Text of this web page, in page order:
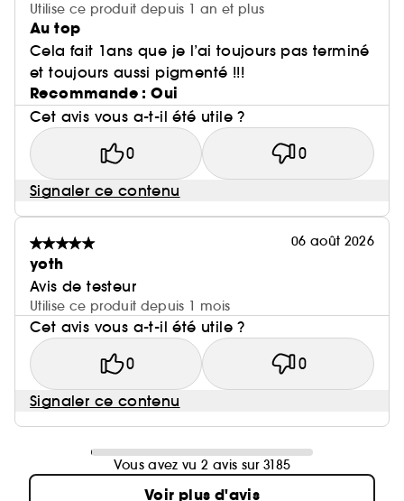
Utilise ce produit depuis 1 an et plus
Au top
Cela fait 1ans que je l’ai toujours pas terminé
et toujours aussi pigmenté !!!
Recommande : Oui
Cet avis vous a-t-il été utile ?
0 0
Signaler ce contenu
06 août 2026
yoth
Avis de testeur
Utilise ce produit depuis 1 mois
Cet avis vous a-t-il été utile ?
0 0
Signaler ce contenu
Vous avez vu 2 avis sur 3185
Voir plus d'avis